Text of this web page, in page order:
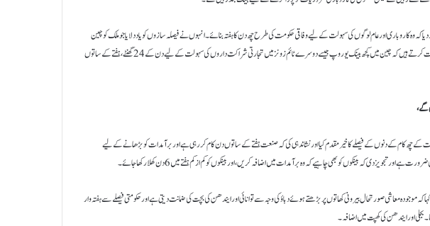
کہ وہ کاروباری اور عام لوگوں کی سہولت کے لیے وفاقی حکومت کی طرح چھ دن کا ہفتہ بنائے۔ انہوں نے فیصلہ سازوں کو یاد دلایا جو ملک کو چین
جیسے ترقی یافتہ ملک اور دیگر ترقی پذیر معیشتوں میں تبدیل کرنے کی بات کرتے ہیں کہ چین میں کچھ بینک یوروپ جیسے دوسرے ٹائم زونز میں تجارتی شراکت داروں کی سہولت کے لیے دن کے 24 گھنٹے، ہفتے کے ساتوں
کے چھ کام کے دنوں کے فیصلے کا خیرمقدم کیا اور نشاندہی کی کہ صنعت ہفتے کے ساتوں دن کام کر رہی ہے اور برآمدات کو بڑھانے کے لیے
دی کہ بینکوں کو بھی چاہیے کہ وہ برآمدات میں اضافہ کریں، اور بینکوں کو کم از کم ہفتے میں 6 دن کھلا رکھا جائے۔
موجودہ معاشی صورتحال بیرونی کھاتوں پر بڑھتے ہوئے دباؤ کی وجہ سے توانائی اور ایندھن کی بچت کی ضمانت دیتی ہے اور حکومتی فیصلے سے ہفتہ وار
بجلی اور ایندھن کی کھپت میں اضافہ۔